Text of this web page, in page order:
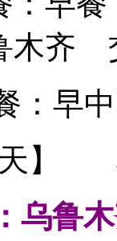
木齐
： 早
】
乌鲁